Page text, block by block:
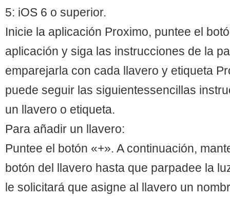
5: iOS 6 o superior.
Inicie la aplicación Proximo, puntee el
aplicación y siga las instrucciones de la
emparejarla con cada llavero y etiqueta
puede seguir las siguientessencillas
un llavero o etiqueta.
Para añadir un llavero:
Puntee el botón «+». A continuación,
botón del llavero hasta que parpadee la
le solicitará que asigne al llavero un